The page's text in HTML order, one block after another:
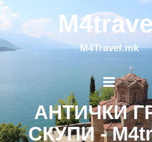
M4Travel.mk
АНТИЧКИ
СКУПИ -